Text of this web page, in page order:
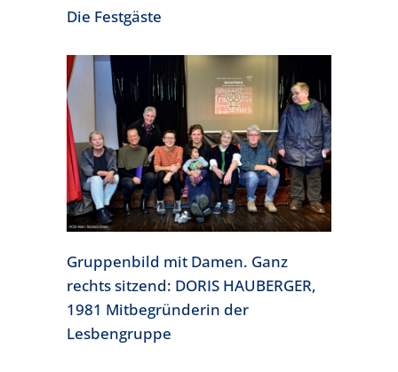
Die Festgäste
Gruppenbild mit Damen. Ganz
rechts sitzend: DORIS HAUBERGER,
1981 Mitbegründerin der
Lesbengruppe